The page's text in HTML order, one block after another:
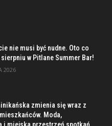
nie musi być nudne. Oto co
w Pitlane Summer Bar!
2026
zmienia się wraz z
Moda,